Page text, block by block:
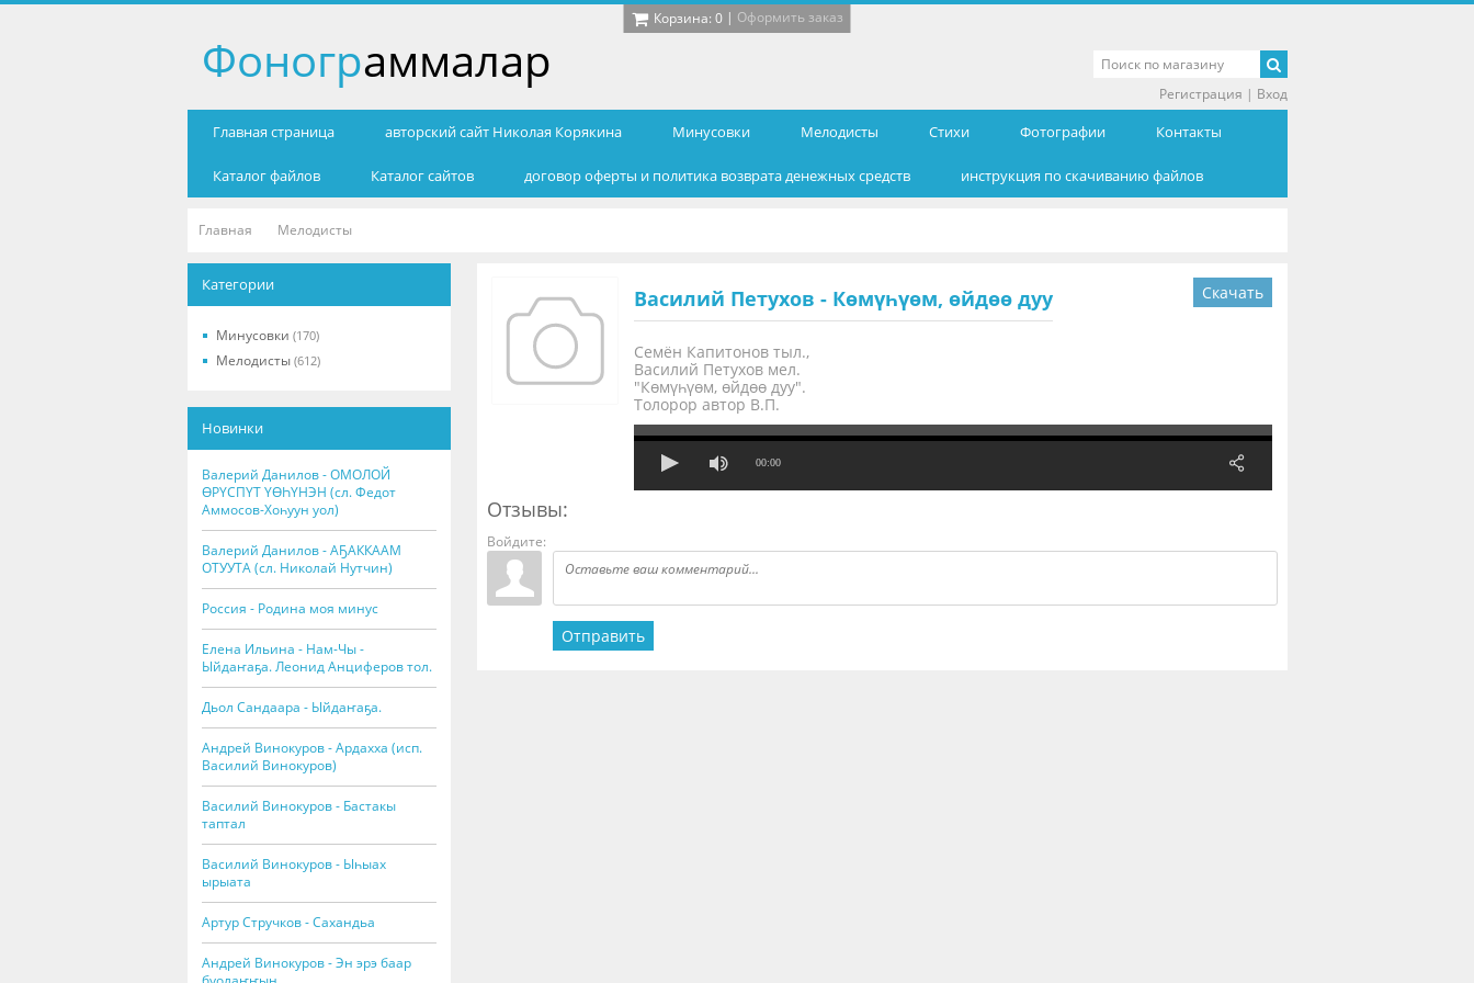
Корзина: 0| Оформить заказ
Фонограммалар
Главная страница авторский сайт Николая Корякина Минусовки Мелодисты Cтихи Фотографии Контакты
Каталог файлов Каталог сайтов договор оферты и политика возврата денежных средств инструкция по скачиванию файлов
Регистрация | Вход
Главная Мелодисты
Василий Петухов - Көмүһүөм, өйдөө дуу Скачать
Семён Капитонов тыл.,
Василий Петухов мел.
"Көмүһүөм, өйдөө дуу".
Толорор автор В.П.
00:00
Отзывы:
Войдите:
Отправить
Категории
Минусовки (170)
Мелодисты (612)
Новинки
Валерий Данилов - ОМОЛОЙ
ӨРҮСПҮТ ҮӨҺҮНЭН (сл. Федот
Аммосов-Хоһуун уол)
Валерий Данилов - АҔАККААМ
ОТУУТА (сл. Николай Нутчин)
Россия - Родина моя минус
Елена Ильина - Нам-Чы -
Ыйдаҥаҕа. Леонид Анциферов тол.
Дьол Сандаара - Ыйдаҥаҕа.
Андрей Винокуров - Ардахха (исп.
Василий Винокуров)
Василий Винокуров - Бастакы
таптал
Василий Винокуров - Ыһыах
ырыата
Артур Стручков - Сахандьа
Андрей Винокуров - Эн эрэ баар